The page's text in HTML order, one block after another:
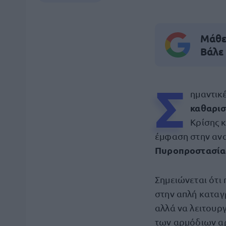
Μάθε
Σ
Κρίσης
έμφαση στην
Σημειώνεται
στην απλή
αλλά να
των αρμόδιων